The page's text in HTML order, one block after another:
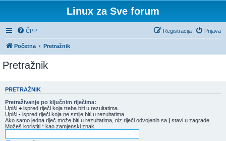
Linux za Sve forum
ČPP Prijava
Registracija
Početna Pretražnik
Pretražnik
PRETRAŽNIK
Pretraživanje po ključnim riječima:
Upiši + ispred riječi koja treba biti u rezultatima.
Upiši - ispred riječi koja ne smije biti u rezultatima.
Ako samo jedna riječ može biti u rezultatima, niz riječi odvojenih sa | stavi u zagrade.
Možeš koristiti * kao zamjenski znak.